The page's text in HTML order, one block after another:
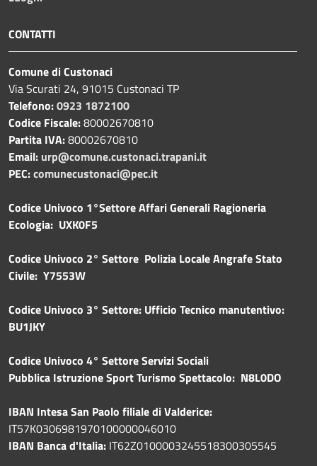
CONTATTI
Comune di Custonaci
Via Scurati 24, 91015 Custonaci TP
Telefono:0923 1872100
Codice Fiscale:80002670810
Partita IVA:80002670810
Email: urp@comune.custonaci.trapani.it
PEC:comunecustonaci@pec.it
Codice Univoco 1°Settore Affari Generali Ragioneria
Ecologia: UXK0F5
Codice Univoco 2° Settore Polizia Locale Angrafe Stato
Civile: Y7553W
Codice Univoco 3° Settore: Ufficio Tecnico manutentivo:
BU1JKY
Codice Univoco 4° Settore Servizi Sociali
Pubblica Istruzione Sport Turismo Spettacolo: N8L0DO
IBAN Intesa San Paolo filiale di Valderice:
IT57K0306981970100000046010
IBAN Banca d'Italia: IT62Z0100003245518300305545